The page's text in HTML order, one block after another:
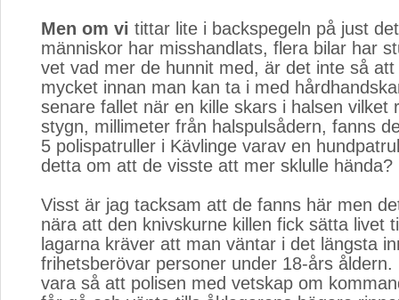
Men om vi tittar lite i backspegeln på just
människor har misshandlats, flera bilar har
vet vad mer de hunnit med, är det inte så
mycket innan man kan ta i med
senare fallet när en kille skars i halsen vilket
stygn, millimeter från halspulsådern, fanns
5 polispatruller i Kävlinge varav en
detta om att de visste att mer sklulle hända?
Visst är jag tacksam att de fanns här men
nära att den knivskurne killen fick sätta livet
lagarna kräver att man väntar i det längsta
frihetsberövar personer under 18-års åldern.
vara så att polisen med vetskap om